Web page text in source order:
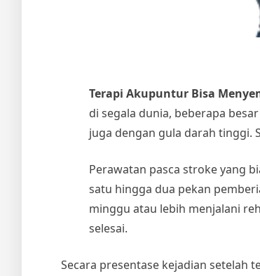
Terapi Akupuntur Bisa
di segala dunia, beberapa
juga dengan gula darah tinggi.
Perawatan pasca stroke yang
satu hingga dua pekan
minggu atau lebih menjalani
selesai.
Secara presentase kejadian setelah